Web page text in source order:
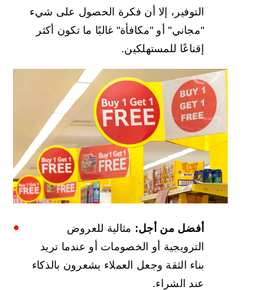
التوفير، إلا أن فكرة الحصول على شيء
"مجاني" أو "مكافأة" غالبًا ما تكون أكثر
إقناعًا للمستهلكين.
أفضل من أجل: مثالية للعروض
الترويجية أو الخصومات أو عندما تريد
بناء الثقة وجعل العملاء يشعرون بالذكاء
عند الشراء.